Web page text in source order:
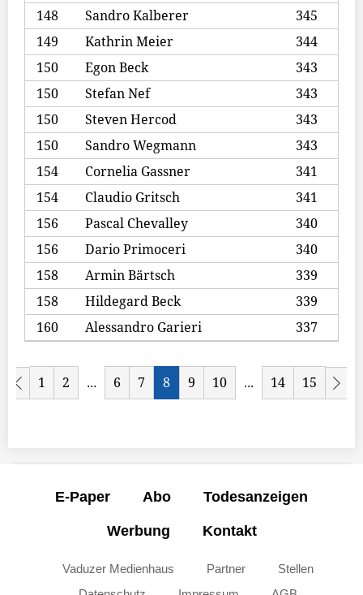
148
Sandro Kalberer
345
149
Kathrin Meier
344
150
Egon Beck
343
150
Stefan Nef
343
150
Steven Hercod
343
150
Sandro Wegmann
343
154
Cornelia Gassner
341
154
Claudio Gritsch
341
156
Pascal Chevalley
340
156
Dario Primoceri
340
158
Armin Bärtsch
339
158
Hildegard Beck
339
160
Alessandro Garieri 337
1 2 ... 6 7 8 9 10 ... 14 15
E-Paper Abo Todesanzeigen
Werbung Kontakt
Vaduzer Medienhaus Partner
Stellen